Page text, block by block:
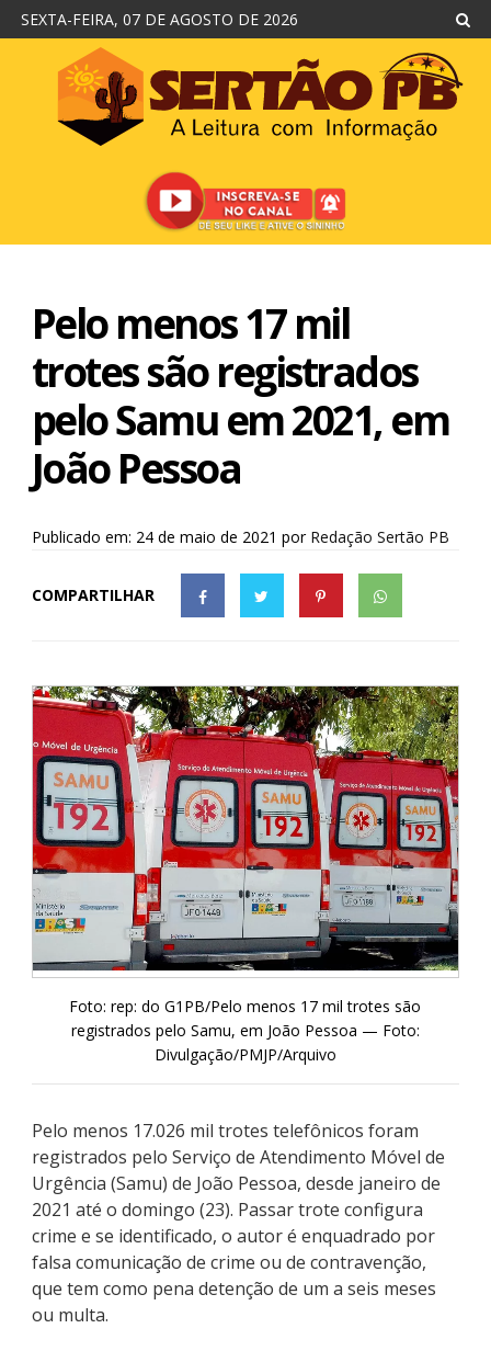
SEXTA-FEIRA, 07 DE AGOSTO DE 2026
Pelo menos 17 mil
trotes são registrados
pelo Samu em 2021, em
João Pessoa
Publicado em: 24 de maio de 2021 por Redação Sertão PB
COMPARTILHAR
Foto: rep: do G1PB/Pelo menos 17 mil trotes são
registrados pelo Samu, em João Pessoa — Foto:
Divulgação/PMJP/Arquivo
Pelo menos 17.026 mil trotes telefônicos foram
registrados pelo Serviço de Atendimento Móvel de
Urgência (Samu) de João Pessoa, desde janeiro de
2021 até o domingo (23). Passar trote configura
crime e se identificado, o autor é enquadrado por
falsa comunicação de crime ou de contravenção,
que tem como pena detenção de um a seis meses
ou multa.